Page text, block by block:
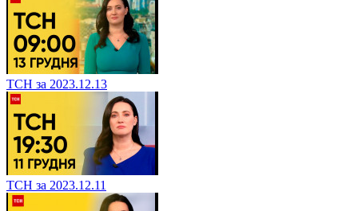
ТСН за 2023.12.13
ТСН за 2023.12.11